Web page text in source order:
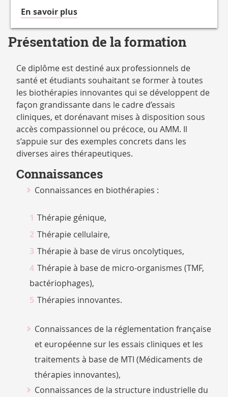
En savoir plusà
Accessible
Présentation de la formation
Ce diplôme est destiné aux professionnels de
santé et étudiants souhaitant se former à toutes
les biothérapies innovantes qui se développent de
façon grandissante dans le cadre d’essais
cliniques, et dorénavant mises à disposition sous
accès compassionnel ou précoce, ou AMM. Il
s’appuie sur des exemples concrets dans les
diverses aires thérapeutiques.
Connaissances
Connaissances en biothérapies :
Thérapie génique,
Thérapie cellulaire,
Thérapie à base de virus oncolytiques,
Thérapie à base de micro-organismes (TMF,
bactériophages),
Thérapies innovantes.
Connaissances de la réglementation française
et européenne sur les essais cliniques et les
traitements à base de MTI (Médicaments de
thérapies innovantes),
Connaissances de la structure industrielle du